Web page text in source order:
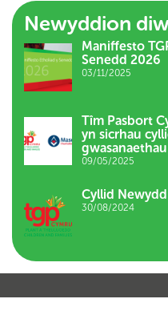
Newyddion
Maniffesto
Senedd 2026
03/11/2025
Tîm Pasbort
yn sicrhau
09/05/2025
Cyllid
30/08/2024